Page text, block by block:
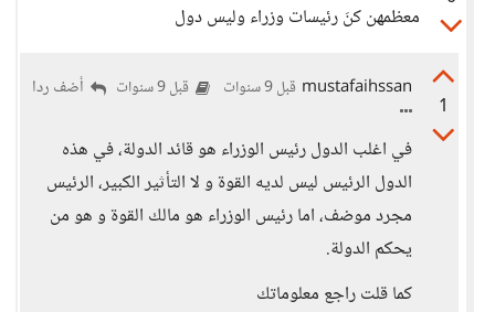
معظمهن كنَ رئيسات وزراء وليس دول
1
mustafaihssan قبل 9 سنوات قبل 9 سنوات أضف ردا
في اغلب الدول رئيس الوزراء هو قائد الدولة، في هذه
الدول الرئيس ليس لديه القوة و لا التأثير الكبير، الرئيس
مجرد موضف، اما رئيس الوزراء هو مالك القوة و هو من
يحكم الدولة.
كما قلت راجع معلوماتك